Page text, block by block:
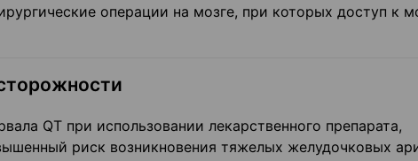
операции на мозге, при которых доступ к
QT при использовании ле­карственного препарата,
риск возникновения тяжелых желудочковых